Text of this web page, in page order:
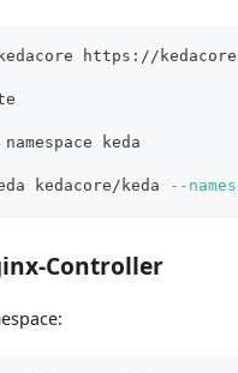
https://
keda
kedacore/keda --
Controller